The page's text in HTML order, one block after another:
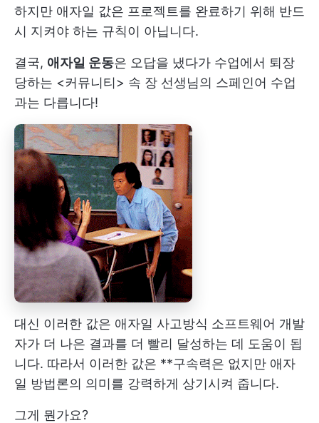
하지만 애자일 값은 프로젝트를 완료하기 위해 반드
시 지켜야 하는 규칙이 아닙니다.
결국, 애자일 운동은 오답을 냈다가 수업에서 퇴장
당하는 <커뮤니티> 속 장 선생님의 스페인어 수업
과는 다릅니다!
대신 이러한 값은 애자일 사고방식 소프트웨어 개발
자가 더 나은 결과를 더 빨리 달성하는 데 도움이 됩
니다. 따라서 이러한 값은 **구속력은 없지만 애자
일 방법론의 의미를 강력하게 상기시켜 줍니다.
그게 뭔가요?